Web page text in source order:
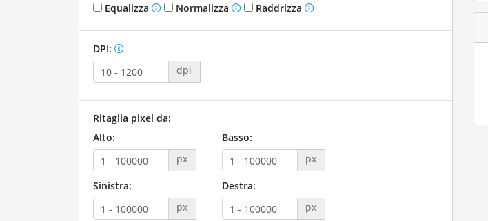
Equalizza
Normalizza Raddrizza
DPI:
dpi
Ritaglia pixel da:
Alto:
px
Basso:
px
Sinistra:
px
Destra:
px